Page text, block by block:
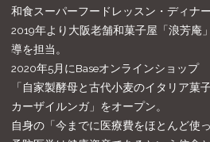
和食スーパーフードレッスン・ディナ
2019年より大阪老舗和菓子屋「浪芳庵
導を担当。
2020年5月にBaseオンラインショップ
「自家製酵母と古代小麦のイタリア菓
カーザイルンガ」をオープン。
自身の「今までに医療費をほとんど使